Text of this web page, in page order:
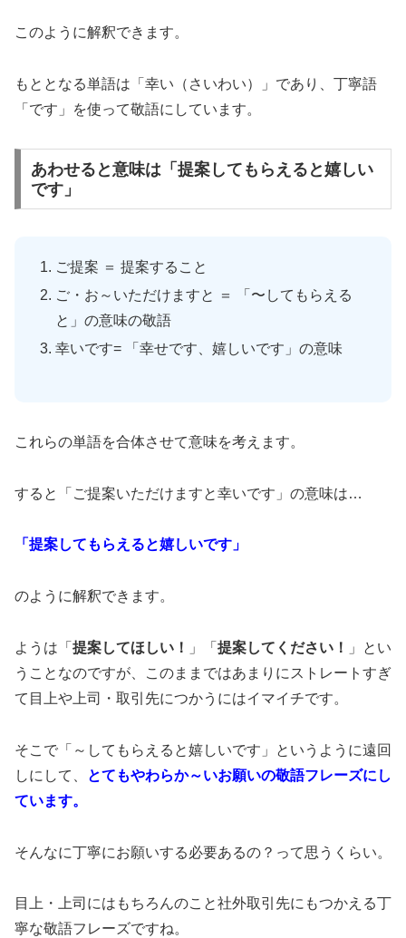
このように解釈できます。
もととなる単語は「幸い（さいわい）」であり、丁寧語
「です」を使って敬語にしています。
あわせると意味は「提案してもらえると嬉しい
です」
ご提案 ＝ 提案すること
ご・お～いただけますと ＝ 「〜してもらえる
と」の意味の敬語
幸いです= 「幸せです、嬉しいです」の意味
これらの単語を合体させて意味を考えます。
すると「ご提案いただけますと幸いです」の意味は…
「提案してもらえると嬉しいです」
のように解釈できます。
ようは「 提案してほしい！ 」「 提案してください！
」とい
うことなのですが、このままではあまりにストレートすぎ
て目上や上司・取引先につかうにはイマイチです。
そこで「～してもらえると嬉しいです」というように遠回
しにして、
とてもやわらか～いお願いの敬語フレーズにし
ています。
そんなに丁寧にお願いする必要あるの？って思うくらい。
目上・上司にはもちろんのこと社外取引先にもつかえる丁
寧な敬語フレーズですね。